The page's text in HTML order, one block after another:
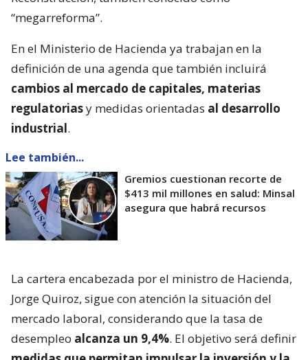
“megarreforma”.
En el Ministerio de Hacienda ya trabajan en la
definición de una agenda que también incluirá
cambios al mercado de capitales, materias
regulatoriasy medidas orientadas al desarrollo
industrial.
Lee también...
Gremios cuestionan recorte de
$413 mil millones en salud: Minsal
asegura que habrá recursos
La cartera encabezada por el ministro de Hacienda,
Jorge Quiroz, sigue con atención la situación del
mercado laboral, considerando que la tasa de
desempleo alcanza un 9,4%. El objetivo será definir